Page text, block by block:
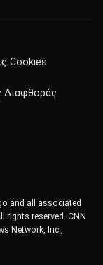
Cookies
Διαφθοράς
and all associated
rights reserved. CNN
Network, Inc.,